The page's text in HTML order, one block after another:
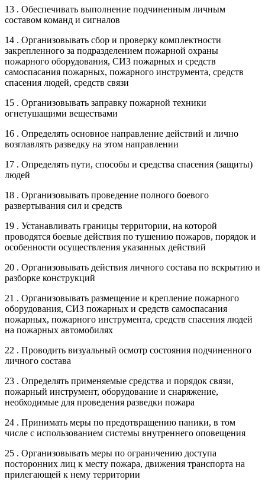
13 . Обеспечивать выполнение подчиненным личным
составом команд и сигналов
14 . Организовывать сбор и проверку комплектности
закрепленного за подразделением пожарной охраны
пожарного оборудования, СИЗ пожарных и средств
самоспасания пожарных, пожарного инструмента, средств
спасения людей, средств связи
15 . Организовывать заправку пожарной техники
огнетушащими веществами
16 . Определять основное направление действий и лично
возглавлять разведку на этом направлении
17 . Определять пути, способы и средства спасения (защиты)
людей
18 . Организовывать проведение полного боевого
развертывания сил и средств
19 . Устанавливать границы территории, на которой
проводятся боевые действия по тушению пожаров, порядок и
особенности осуществления указанных действий
20 . Организовывать действия личного состава по вскрытию и
разборке конструкций
21 . Организовывать размещение и крепление пожарного
оборудования, СИЗ пожарных и средств самоспасания
пожарных, пожарного инструмента, средств спасения людей
на пожарных автомобилях
22 . Проводить визуальный осмотр состояния подчиненного
личного состава
23 . Определять применяемые средства и порядок связи,
пожарный инструмент, оборудование и снаряжение,
необходимые для проведения разведки пожара
24 . Принимать меры по предотвращению паники, в том
числе с использованием системы внутреннего оповещения
25 . Организовывать меры по ограничению доступа
посторонних лиц к месту пожара, движения транспорта на
прилегающей к нему территории